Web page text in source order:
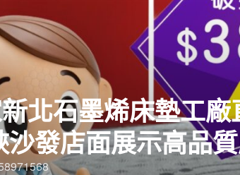
北石墨烯床墊工
沙發店面展示高品